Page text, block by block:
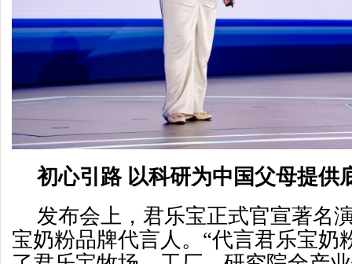
初心引路 以科研为中国父母提供
发布会上，君乐宝正式官宣著名
宝奶粉品牌代言人。“代言君乐宝奶